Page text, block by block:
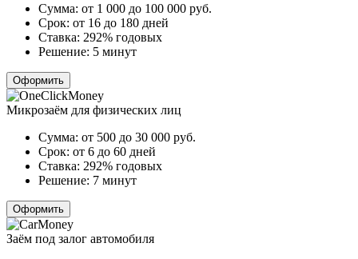
Сумма: от 1 000 до 100 000 руб.
Срок: от 16 до 180 дней
Ставка: 292% годовых
Решение: 5 минут
Оформить
Микрозаём для физических лиц
Сумма: от 500 до 30 000 руб.
Срок: от 6 до 60 дней
Ставка: 292% годовых
Решение: 7 минут
Оформить
Заём под залог автомобиля